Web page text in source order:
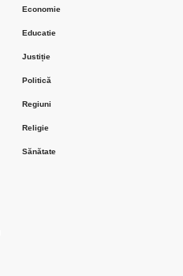
Economie
Educatie
Justiție
Politică
Regiuni
Religie
Sănătate